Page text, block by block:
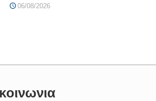
06/08/2026